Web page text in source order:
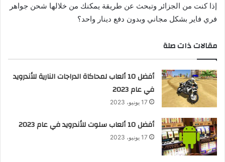
ن
إذا كنت من الجزائر وتبحث عن طريقة يمكنك من خلالها شحن جواهر
فري فاير بشكل مجاني وبدون دفع دينار واحد؟
مقالات ذات صلة
أفضل 10 ألعاب لمحاكاة الدراجات النارية للأندرويد
في عام 2023
17 يونيو، 2023
أفضل 10 ألعاب سلوت للأندرويد في عام 2023
17 يونيو، 2023